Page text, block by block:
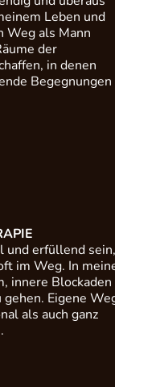
Leben und
Weg als Mann
der
in denen
Begegnungen
und erfüllend sein,
im Weg. In meiner
innere Blockaden
Eigene Wege
als auch ganz